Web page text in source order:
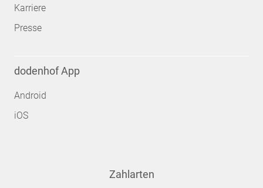
Karriere
Presse
dodenhof App
Android
iOS
Zahlarten